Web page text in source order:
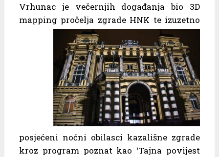
Vrhunac je večernjih događanja bio 3D
mapping pročelja zgrade HNK te izuzetno
posjećeni noćni obilasci kazališne zgrade
kroz program poznat kao ‘Tajna povijest